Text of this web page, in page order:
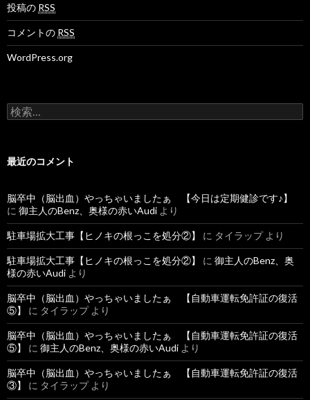
投稿の RSS
コメントの RSS
WordPress.org
検
索
最近のコメント
脳卒中（脳出血）やっちゃいましたぁ 【今日は定期健診です♪】
に 御主人のBenz、奥様の赤いAudi より
駐車場拡大工事【ヒノキの根っこを処分②】 に タイラップより
駐車場拡大工事【ヒノキの根っこを処分②】 に 御主人のBenz、奥
様の赤いAudi より
脳卒中（脳出血）やっちゃいましたぁ 【自動車運転免許証の復活
⑤】
に タイラップより
脳卒中（脳出血）やっちゃいましたぁ 【自動車運転免許証の復活
⑤】
に 御主人のBenz、奥様の赤いAudi より
脳卒中（脳出血）やっちゃいましたぁ 【自動車運転免許証の復活
③】
に タイラップより